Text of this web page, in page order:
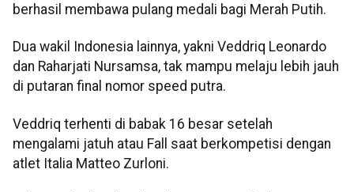
berhasil membawa pulang medali bagi Merah Putih.
Dua wakil Indonesia lainnya, yakni Veddriq Leonardo
dan Raharjati Nursamsa, tak mampu melaju lebih jauh
di putaran final nomor speed putra.
Veddriq terhenti di babak 16 besar setelah
mengalami jatuh atau Fall saat berkompetisi dengan
atlet Italia Matteo Zurloni.